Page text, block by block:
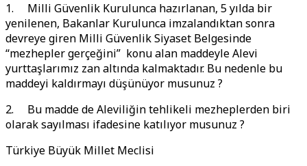
1. Milli Güvenlik Kurulunca hazırlanan, 5 yılda bir
yenilenen, Bakanlar Kurulunca imzalandıktan sonra
devreye giren Milli Güvenlik Siyaset Belgesinde
“mezhepler gerçeğini” konu alan maddeyle Alevi
yurttaşlarımız zan altında kalmaktadır. Bu nedenle bu
maddeyi kaldırmayı düşünüyor musunuz ?
2. Bu madde de Aleviliğin tehlikeli mezheplerden biri
olarak sayılması ifadesine katılıyor musunuz ?
Türkiye Büyük Millet Meclisi